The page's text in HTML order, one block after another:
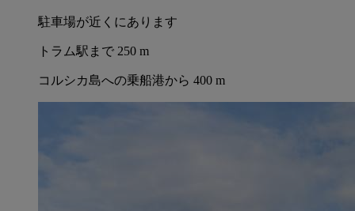
駐車場が近くにあります
トラム駅まで 250 m
コルシカ島への乗船港から 400 m